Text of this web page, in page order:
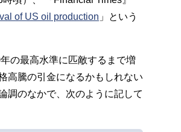
of US oil production 」という
の最高水準に匹敵するまで増
高騰の引金になるかもしれない
調のなかで、次のように記して